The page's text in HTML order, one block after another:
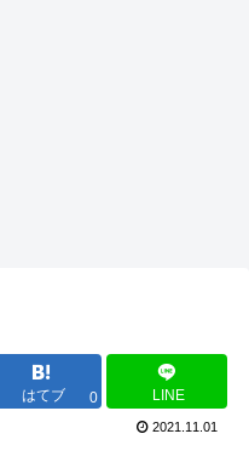
はてブ 0 LINE
2021.11.01